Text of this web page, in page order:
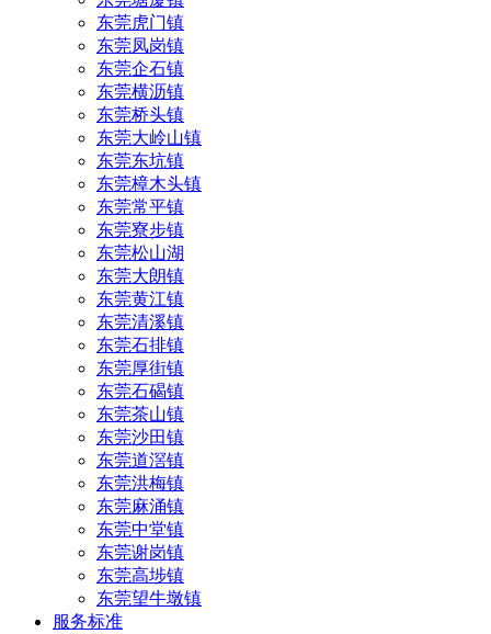
东莞虎门镇
东莞凤岗镇
东莞企石镇
东莞横沥镇
东莞桥头镇
东莞大岭山镇
东莞东坑镇
东莞樟木头镇
东莞常平镇
东莞寮步镇
东莞松山湖
东莞大朗镇
东莞黄江镇
东莞清溪镇
东莞石排镇
东莞厚街镇
东莞石碣镇
东莞茶山镇
东莞沙田镇
东莞道滘镇
东莞洪梅镇
东莞麻涌镇
东莞中堂镇
东莞谢岗镇
东莞高埗镇
东莞望牛墩镇
服务标准